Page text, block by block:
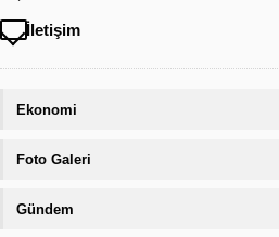
İletişim
Ekonomi
Foto Galeri
Gündem